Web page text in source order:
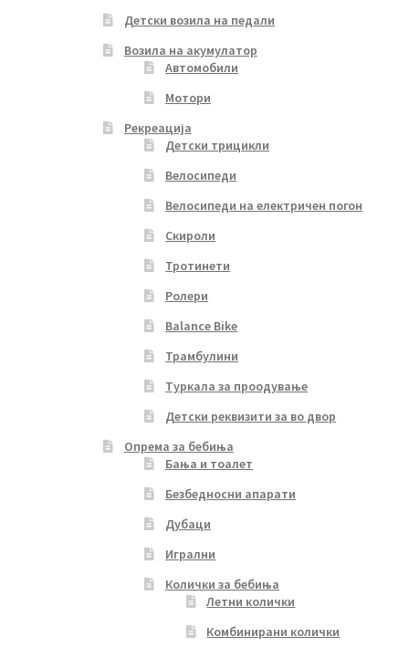
Детски возила на педали
Возила на акумулатор
Автомобили
Мотори
Рекреација
Детски трицикли
Велосипеди
Велосипеди на електричен погон
Скироли
Тротинети
Ролери
Balance Bike
Трамбулини
Туркала за проодување
Детски реквизити за во двор
Опрема за бебиња
Бања и тоалет
Безбедносни апарати
Дубаци
Игрални
Колички за бебиња
Летни колички
Комбинирани колички